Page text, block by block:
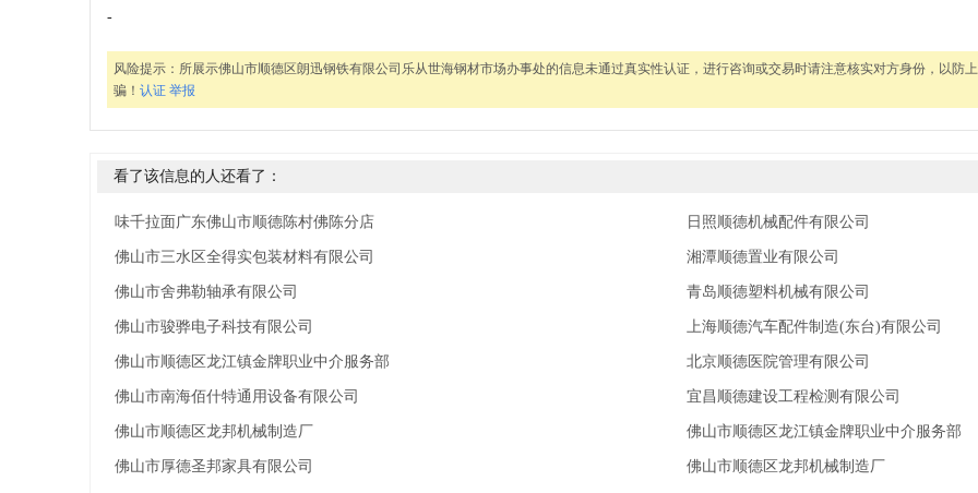
-
风险提示： 所展示佛山市顺德区朗迅钢铁有限公司乐从世海钢材市场办事处的信息未通过真实性认证，进行咨询或交易时请注意核实对方身份，以防
骗！ 认证 举报
看了该信息的人还看了：
味千拉面广东佛山市顺德陈村佛陈分店
佛山市三水区全得实包装材料有限公司
佛山市舍弗勒轴承有限公司
佛山市骏骅电子科技有限公司
佛山市顺德区龙江镇金牌职业中介服务部
佛山市南海佰什特通用设备有限公司
佛山市顺德区龙邦机械制造厂
佛山市厚德圣邦家具有限公司
日照顺德机械配件有限公司
湘潭顺德置业有限公司
青岛顺德塑料机械有限公司
上海顺德汽车配件制造(东台)有限公司
北京顺德医院管理有限公司
宜昌顺德建设工程检测有限公司
佛山市顺德区龙江镇金牌职业中介服务部
佛山市顺德区龙邦机械制造厂